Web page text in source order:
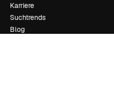
Karriere
Suchtrends
Blog